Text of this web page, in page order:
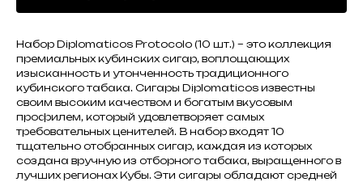
Набор Diplomaticos Protocolo (10 шт.) – это коллекция
премиальных кубинских сигар, воплощающих
изысканность и утонченность традиционного
кубинского табака. Сигары Diplomaticos известны
своим высоким качеством и богатым вкусовым
профилем, который удовлетворяет самых
требовательных ценителей. В набор входят 10
тщательно отобранных сигар, каждая из которых
создана вручную из отборного табака, выращенного в
лучших регионах Кубы. Эти сигары обладают средней